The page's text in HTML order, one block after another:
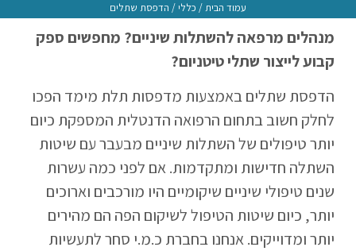
עמוד הבית/ כללי/ הדפסת שתלים
מנהלים מרפאה להשתלות שיניים? מחפשים ספק
קבוע לייצור שתלי טיטניום?
הדפסת שתלים באמצעות מדפסות תלת מימד הפכו
לחלק חשוב בתחום הרפואה הדנטלית המספקת כיום
יותר טיפולים של השתלות שיניים מבעבר עם שיטות
השתלה חדישות ומתקדמות. אם לפני כמה עשרות
שנים טיפולי שיניים שיקומיים היו מורכבים וארוכים
יותר, כיום שיטות הטיפול לשיקום הפה הם מהירים
יותר ומדוייקים. אנחנו בחברת כ.מ.י סחר לתעשיות